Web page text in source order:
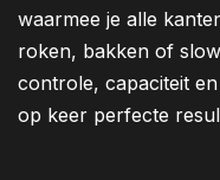
waarmee je alle
roken, bakken of
controle, capaciteit
op keer perfecte